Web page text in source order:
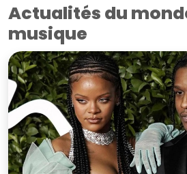
Actualités du
musique